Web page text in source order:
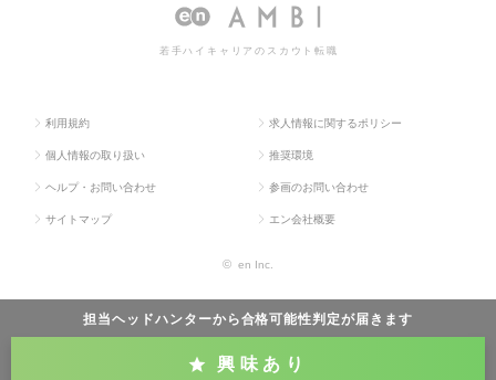
担当ヘッドハンターから合格可能性判定が届きます
興味あり
職へ！の求人情報
若手ハイキャリアのスカウト転職
利用規約 求人情報に関するポリシー
個人情報の取り扱い 推奨環境
ヘルプ・お問い合わせ 参画のお問い合わせ
サイトマップ エン会社概要
© en Inc.